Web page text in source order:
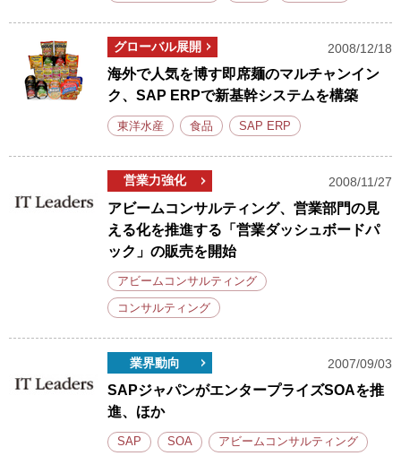
グローバル展開 2008/12/18
海外で人気を博す即席麺のマルチャンイン
ク、SAP ERPで新基幹システムを構築
東洋水産 食品 SAP ERP
営業力強化 2008/11/27
アビームコンサルティング、営業部門の見
える化を推進する「営業ダッシュボードパ
ック」の販売を開始
アビームコンサルティング
コンサルティング
業界動向 2007/09/03
SAPジャパンがエンタープライズSOAを推
進、ほか
SAP SOA アビームコンサルティング